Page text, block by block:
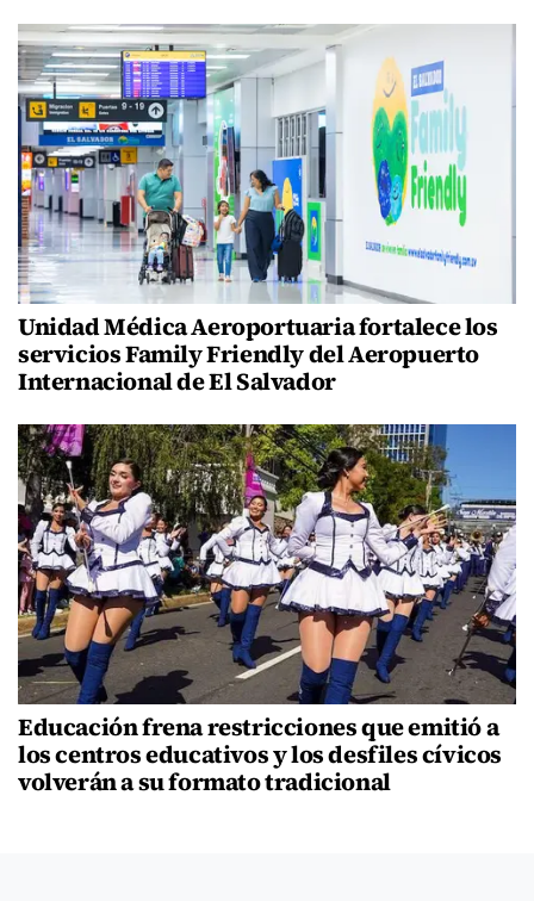
Unidad Médica Aeroportuaria fortalece los
servicios Family Friendly del Aeropuerto
Internacional de El Salvador
Educación frena restricciones que emitió a
los centros educativos y los desfiles cívicos
volverán a su formato tradicional